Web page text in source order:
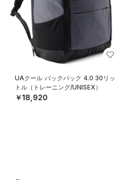
UAクール バックパック 4.0 30リッ
トル（トレーニング/UNISEX）
￥18,920